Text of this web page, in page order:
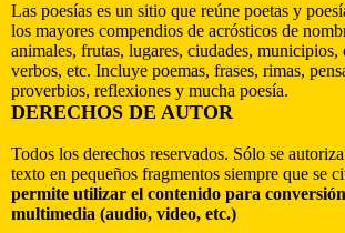
Las poesías es un sitio que reúne poetas y
los mayores compendios de acrósticos de
animales, frutas, lugares, ciudades, municipios,
verbos, etc. Incluye poemas, frases, rimas,
proverbios, reflexiones y mucha poesía.
DERECHOS DE AUTOR
Todos los derechos reservados. Sólo se
texto en pequeños fragmentos siempre que se
permite utilizar el contenido para
multimedia (audio, video, etc.)